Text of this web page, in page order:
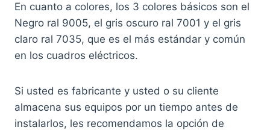
En cuanto a colores, los 3 colores básicos son el
Negro ral 9005, el gris oscuro ral 7001 y el gris
claro ral 7035, que es el más estándar y común
en los cuadros eléctricos.
Si usted es fabricante y usted o su cliente
almacena sus equipos por un tiempo antes de
instalarlos, les recomendamos la opción de